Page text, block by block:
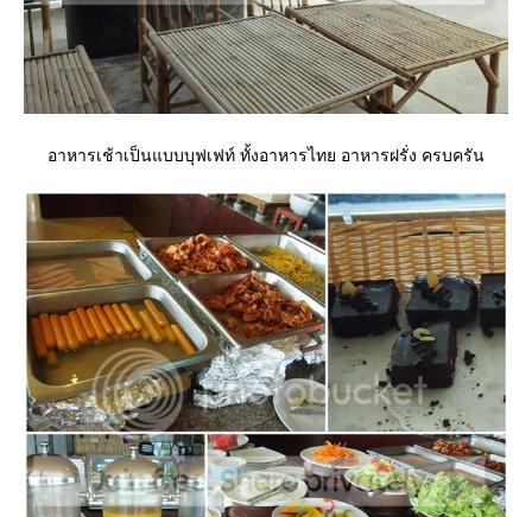
อาหารเช้าเป็นแบบบุฟเฟท์ ทั้งอาหารไทย อาหารฝรั่ง ครบครัน